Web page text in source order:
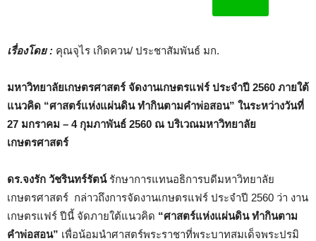
เรื่องโดย : คุณจุไร เกิดควน/ ประชาสัมพันธ์ มก.
มหาวิทยาลัยเกษตรศาสตร์ จัดงานเกษตรแฟร์ ประจำปี 2560 ภายใต้
แนวคิด “ศาสตร์แห่งแผ่นดิน ทำกินตามคำพ่อสอน” ในระหว่างวันที่
27 มกราคม – 4 กุมภาพันธ์ 2560 ณ บริเวณมหาวิทยาลัย
เกษตรศาสตร์
ดร.จงรัก วัชรินทร์รัตน์รักษาการแทนอธิการบดีมหาวิทยาลัย
เกษตรศาสตร์ กล่าวถึงการจัดงานเกษตรแฟร์ ประจำปี 2560 ว่า งาน
เกษตรแฟร์ ปีนี้ จัดภายใต้แนวคิด “ศาสตร์แห่งแผ่นดิน ทำกินตาม
คำพ่อสอน” เพื่อน้อมนำศาสตร์พระราชาที่พระบาทสมเด็จพระปรมิ